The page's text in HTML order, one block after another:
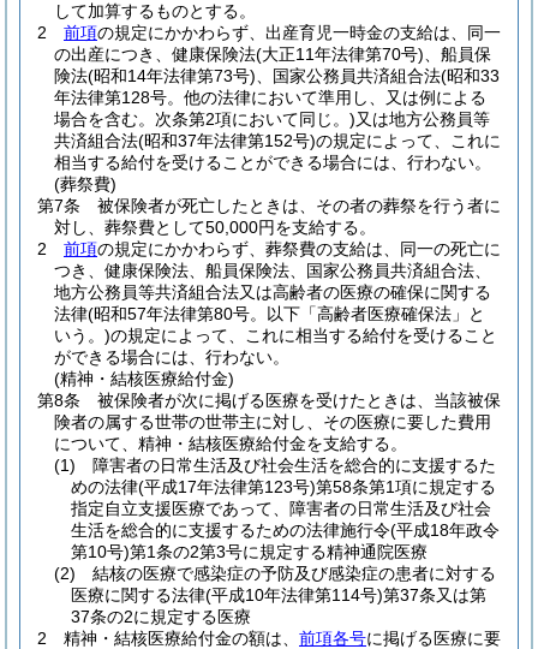
して加算するものとする。
2
前項の規定にかかわらず、出産育児一時金の支給は、同一
の出産につき、健康保険法(大正11年法律第70号) 、船員保
険法(昭和14年法律第73号) 、国家公務員共済組合法(昭和33
年法律第128号。他の法律において準用し、又は例による
場合を含む。次条第2項において同じ。)又は地方公務員等
共済組合法(昭和37年法律第152号)の規定によって、これに
相当する給付を受けることができる場合には、行わない。
(葬祭費)
第7条
被保険者が死亡したときは、その者の葬祭を行う者に
対し、葬祭費として50,000円を支給する。
2
前項の規定にかかわらず、葬祭費の支給は、同一の死亡に
つき、健康保険法、船員保険法、国家公務員共済組合法、
地方公務員等共済組合法又は高齢者の医療の確保に関する
法律(昭和57年法律第80号。以下「高齢者医療確保法」と
いう。)の規定によって、これに相当する給付を受けること
ができる場合には、行わない。
(精神・結核医療給付金)
第8条
被保険者が次に掲げる医療を受けたときは、当該被保
険者の属する世帯の世帯主に対し、その医療に要した費用
について、精神・結核医療給付金を支給する。
(1)
障害者の日常生活及び社会生活を総合的に支援するた
めの法律(平成17年法律第123号)第58条第1項に規定する
指定自立支援医療であって、障害者の日常生活及び社会
生活を総合的に支援するための法律施行令(平成18年政令
第10号)第1条の2第3号に規定する精神通院医療
(2)
結核の医療で感染症の予防及び感染症の患者に対する
医療に関する法律(平成10年法律第114号)第37条又は第
37条の2に規定する医療
2
精神・結核医療給付金の額は、 前項各号に掲げる医療に要